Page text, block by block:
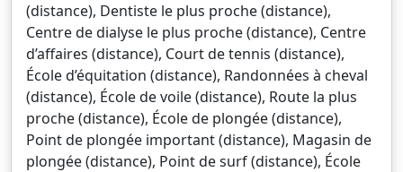
(distance), Dentiste le plus proche (distance),
Centre de dialyse le plus proche (distance), Centre
d’affaires (distance), Court de tennis (distance),
École d’équitation (distance), Randonnées à cheval
(distance), École de voile (distance), Route la plus
proche (distance), École de plongée (distance),
Point de plongée important (distance), Magasin de
plongée (distance), Point de surf (distance), École